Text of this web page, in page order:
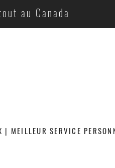
au Canada
MEILLEUR SERVICE